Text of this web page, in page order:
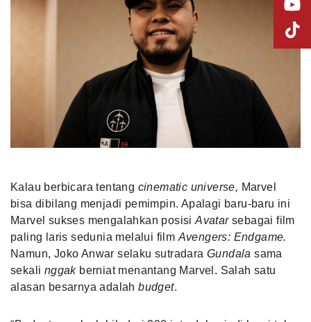
Kalau berbicara tentang cinematic universe, Marvel
bisa dibilang menjadi pemimpin. Apalagi baru-baru ini
Marvel sukses mengalahkan posisiAvatarsebagai film
paling laris sedunia melalui film Avengers: Endgame.
Namun, Joko Anwar selaku sutradara Gundalasama
sekali nggakberniat menantang Marvel. Salah satu
alasan besarnya adalahbudget.